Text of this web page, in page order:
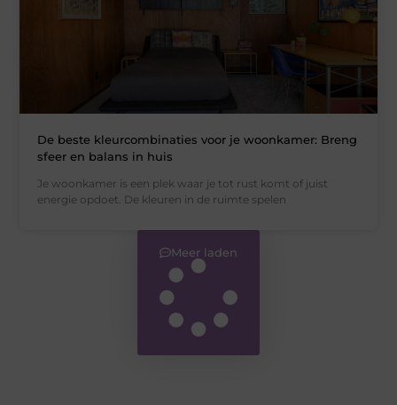
De beste kleurcombinaties voor je woonkamer: Breng
sfeer en balans in huis
Je woonkamer is een plek waar je tot rust komt of juist
energie opdoet. De kleuren in de ruimte spelen
Meer laden